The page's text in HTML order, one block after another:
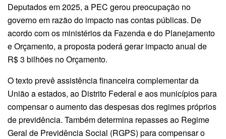
Deputados em 2025, a PEC gerou preocupação no
governo em razão do impacto nas contas públicas. De
acordo com os ministérios da Fazenda e do Planejamento
e Orçamento, a proposta poderá gerar impacto anual de
R$ 3 bilhões no Orçamento.
O texto prevê assistência financeira complementar da
União a estados, ao Distrito Federal e aos municípios para
compensar o aumento das despesas dos regimes próprios
de previdência. Também determina repasses ao Regime
Geral de Previdência Social (RGPS) para compensar o